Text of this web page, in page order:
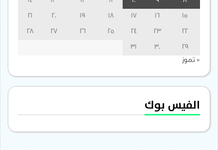
15
16
17
18
19
20
21
22
23
24
25
26
27
28
29
30
31
« تموز
الفيس بوك